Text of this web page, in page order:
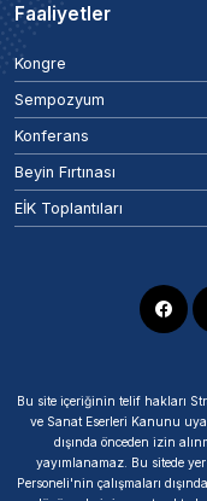
Faaliyetler
Kongre
Sempozyum
Konferans
Beyin Fırtınası
EİK Toplantıları
Bu site içeriğinin telif hakları
ve Sanat Eserleri Kanunu
dışında önceden izin
yayımlanamaz. Bu sitede
Personeli'nin çalışmaları